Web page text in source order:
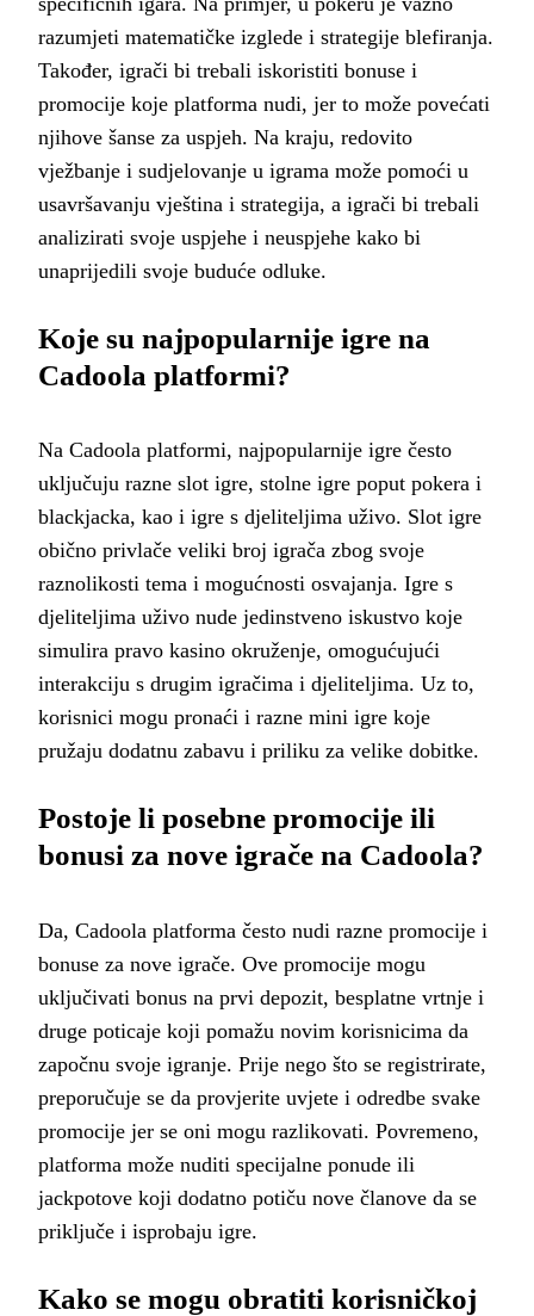
razumjeti matematičke izglede i strategije blefiranja.
Također, igrači bi trebali iskoristiti bonuse i
promocije koje platforma nudi, jer to može povećati
njihove šanse za uspjeh. Na kraju, redovito
vježbanje i sudjelovanje u igrama može pomoći u
usavršavanju vještina i strategija, a igrači bi trebali
analizirati svoje uspjehe i neuspjehe kako bi
unaprijedili svoje buduće odluke.
Koje su najpopularnije igre na
Cadoola platformi?
Na Cadoola platformi, najpopularnije igre često
uključuju razne slot igre, stolne igre poput pokera i
blackjacka, kao i igre s djeliteljima uživo. Slot igre
obično privlače veliki broj igrača zbog svoje
raznolikosti tema i mogućnosti osvajanja. Igre s
djeliteljima uživo nude jedinstveno iskustvo koje
simulira pravo kasino okruženje, omogućujući
interakciju s drugim igračima i djeliteljima. Uz to,
korisnici mogu pronaći i razne mini igre koje
pružaju dodatnu zabavu i priliku za velike dobitke.
Postoje li posebne promocije ili
bonusi za nove igrače na Cadoola?
Da, Cadoola platforma često nudi razne promocije i
bonuse za nove igrače. Ove promocije mogu
uključivati bonus na prvi depozit, besplatne vrtnje i
druge poticaje koji pomažu novim korisnicima da
započnu svoje igranje. Prije nego što se registrirate,
preporučuje se da provjerite uvjete i odredbe svake
promocije jer se oni mogu razlikovati. Povremeno,
platforma može nuditi specijalne ponude ili
jackpotove koji dodatno potiču nove članove da se
priključe i isprobaju igre.
Kako se mogu obratiti korisničkoj